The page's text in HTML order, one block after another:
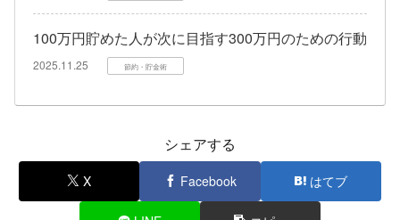
100万円貯めた人が次に目指す300万円のための行動
2025.11.25 節約・貯金術
シェアする
X Facebook はてブ